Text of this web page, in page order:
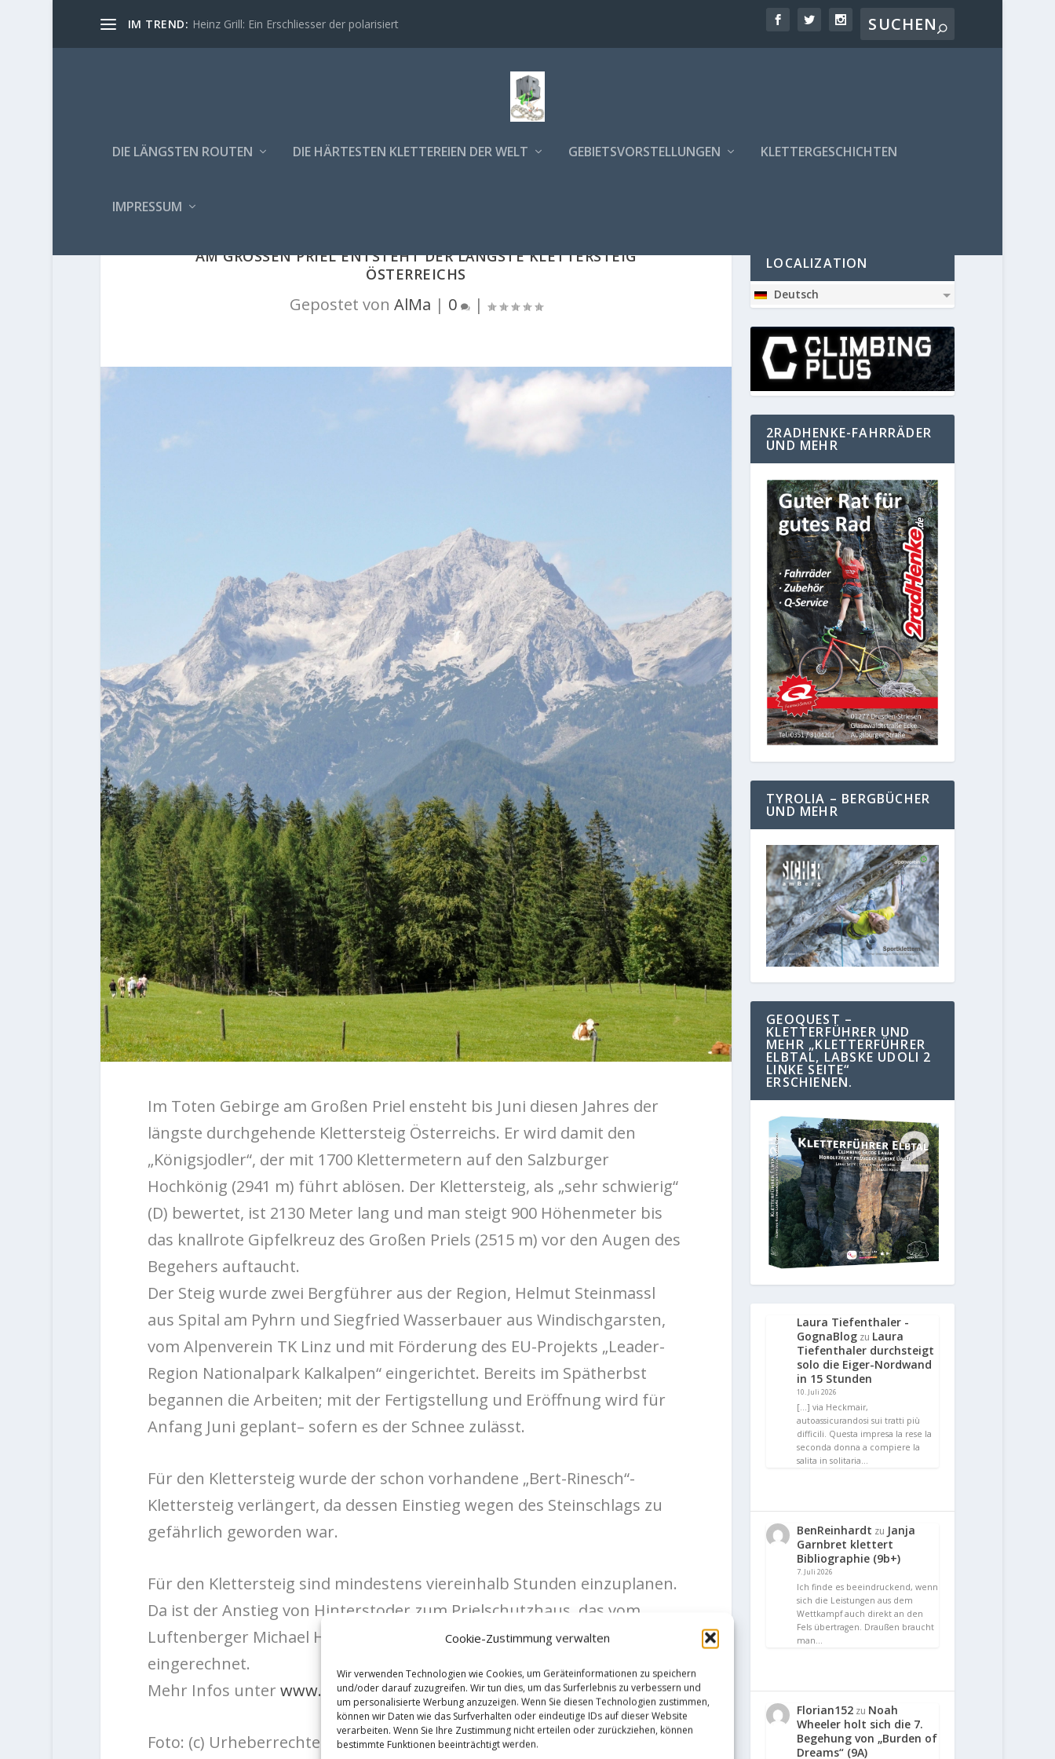
Cookie-Zustimmung verwalten
Wir verwenden Technologien wie Cookies, um Geräteinformationen zu speichern
und/oder darauf zuzugreifen. Wir tun dies, um das Surferlebnis zu verbessern und
um personalisierte Werbung anzuzeigen. Wenn Sie diesen Technologien zustimmen,
können wir Daten wie das Surfverhalten oder eindeutige IDs auf dieser Website
verarbeiten. Wenn Sie Ihre Zustimmung nicht erteilen oder zurückziehen, können
bestimmte Funktionen beeinträchtigt werden.
IM TREND: Heinz Grill: Ein Erschliesser der polarisiert
DIE LÄNGSTEN ROUTEN DIE HÄRTESTEN KLETTEREIEN DER WELT GEBIETSVORSTELLUNGEN KLETTERGESCHICHTEN
IMPRESSUM
AM GROSSEN PRIEL ENTSTEHT DER LÄNGSTE KLETTERSTEIG Ö
STERREICHS
Gepostet von AlMa | 0 |
Im Toten Gebirge am Großen Priel ensteht bis Juni diesen Jahres der
längste durchgehende Klettersteig Österreichs. Er wird damit den
„Königsjodler“, der mit 1700 Klettermetern auf den Salzburger
Hochkönig (2941 m) führt ablösen. Der Klettersteig, als „sehr schwierig“
(D) bewertet, ist 2130 Meter lang und man steigt 900 Höhenmeter bis
das knallrote Gipfelkreuz des Großen Priels (2515 m) vor den Augen des
Begehers auftaucht.
Der Steig wurde zwei Bergführer aus der Region, Helmut Steinmassl
aus Spital am Pyhrn und Siegfried Wasserbauer aus Windischgarsten,
vom Alpenverein TK Linz und mit Förderung des EU-Projekts „Leader-
Region Nationalpark Kalkalpen“ eingerichtet. Bereits im Spätherbst
begannen die Arbeiten; mit der Fertigstellung und Eröffnung wird für
Anfang Juni geplant– sofern es der Schnee zulässt.
Für den Klettersteig wurde der schon vorhandene „Bert-Rinesch“-
Klettersteig verlängert, da dessen Einstieg wegen des Steinschlags zu
gefährlich geworden war.
Für den Klettersteig sind mindestens viereinhalb Stunden einzuplanen.
Da ist der Anstieg von Hinterstoder zum Prielschutzhaus, das vom
Luftenberger Michael Heinrich bewirtschaftet wird, noch nicht
eingerechnet.
Mehr Infos unter www.bergsteigen.com
Foto: (c) Urheberrechte beiWikipedia Benutzer:Isiwal
gemäß Diese Datei
LOCALIZATION
Deutsch
2RADHENKE-FAHRRÄDER
UND MEHR
TYROLIA – BERGBÜCHER
UND MEHR
GEOQUEST –
KLETTERFÜHRER UND
MEHR „KLETTERFÜHRER
ELBTAL, LABSKE UDOLI 2
LINKE SEITE“
ERSCHIENEN.
Laura Tiefenthaler -
GognaBlog zu Laura
Tiefenthaler durchsteigt
solo die Eiger-Nordwand
in 15 Stunden
10. Juli 2026
[…] via Heckmair,
autoassicurandosi sui tratti più
difficili. Questa impresa la rese la
seconda donna a compiere la
salita in solitaria…
BenReinhardt zu Janja
Garnbret klettert
Bibliographie (9b+)
7. Juli 2026
Ich finde es beeindruckend, wenn
sich die Leistungen aus dem
Wettkampf auch direkt an den
Fels übertragen. Draußen braucht
man…
Florian152 zu Noah
Wheeler holt sich die 7.
Begehung von „Burden of
Dreams“ (9A)